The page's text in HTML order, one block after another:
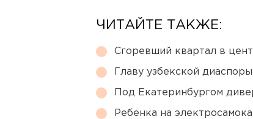
ЧИТАЙТЕ ТАКЖЕ:
Сгоревший квартал в
Главу узбекской
Под Екатеринбургом
Ребенка на